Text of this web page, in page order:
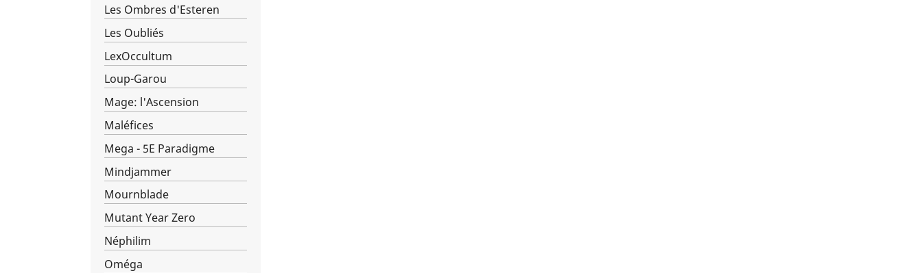
Les Ombres d'Esteren
Les Oubliés
LexOccultum
Loup-Garou
Mage: l'Ascension
Maléfices
Mega - 5E Paradigme
Mindjammer
Mournblade
Mutant Year Zero
Néphilim
Oméga